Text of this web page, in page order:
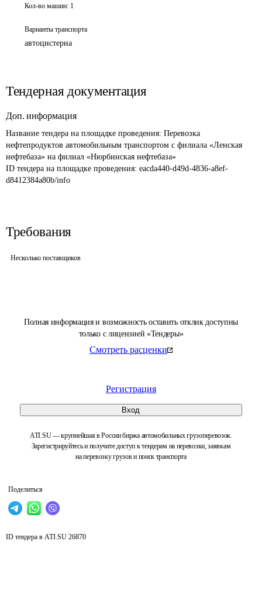
Полная информация и возможность оставить отклик доступны
только с лицензией «Тендеры»
Смотреть расценки
Регистрация
Вход
ATI.SU — крупнейшая в России биржа автомобильных грузоперевозок.
Зарегистрируйтесь и получите доступ к тендерам на перевозки, заявкам
на перевозку грузов и поиск транспорта
Поделиться
Кол-во машин: 1
Варианты транспорта
автоцистерна
Тендерная документация
Доп. информация
Название тендера на площадке проведения: Перевозка
нефтепродуктов автомобильным транспортом с филиала «Ленская
нефтебаза» на филиал «Нюрбинская нефтебаза»
ID тендера на площадке проведения: eacda440-d49d-4836-a8ef-
d8412384a80b/info
Требования
Несколько поставщиков
ID тендера в ATI.SU 26870